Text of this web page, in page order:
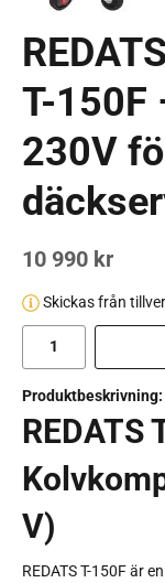
T-150F
230V
10 990 kr
Skickas från
Produktbeskrivning:
REDATS
V)
REDATS T-150F är